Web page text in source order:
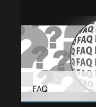
FAQ